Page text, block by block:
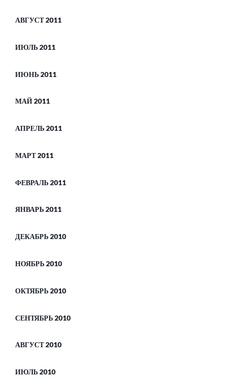
АВГУСТ 2011
ИЮЛЬ 2011
ИЮНЬ 2011
МАЙ 2011
АПРЕЛЬ 2011
МАРТ 2011
ФЕВРАЛЬ 2011
ЯНВАРЬ 2011
ДЕКАБРЬ 2010
НОЯБРЬ 2010
ОКТЯБРЬ 2010
СЕНТЯБРЬ 2010
АВГУСТ 2010
ИЮЛЬ 2010